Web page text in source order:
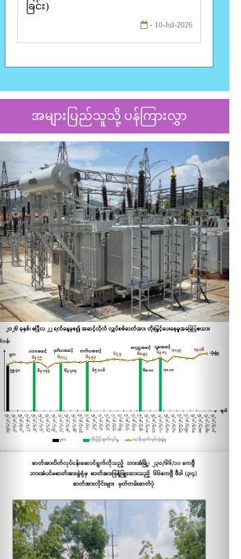
ခြင်း)
- 10-Jul-2026
အများပြည်သူသို့ ပန်ကြားလွှာ
Previous Next